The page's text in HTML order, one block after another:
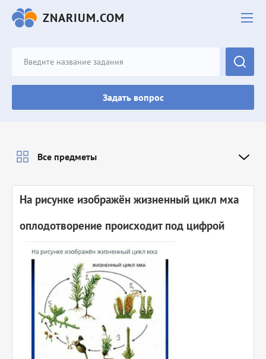
ZNARIUM.COM
Задать вопрос
На рисунке изображён жизненный цикл мха
оплодотворение происходит под цифрой​
Все предметы